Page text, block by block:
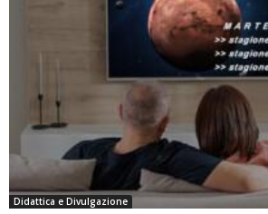
Didattica e Divulgazione